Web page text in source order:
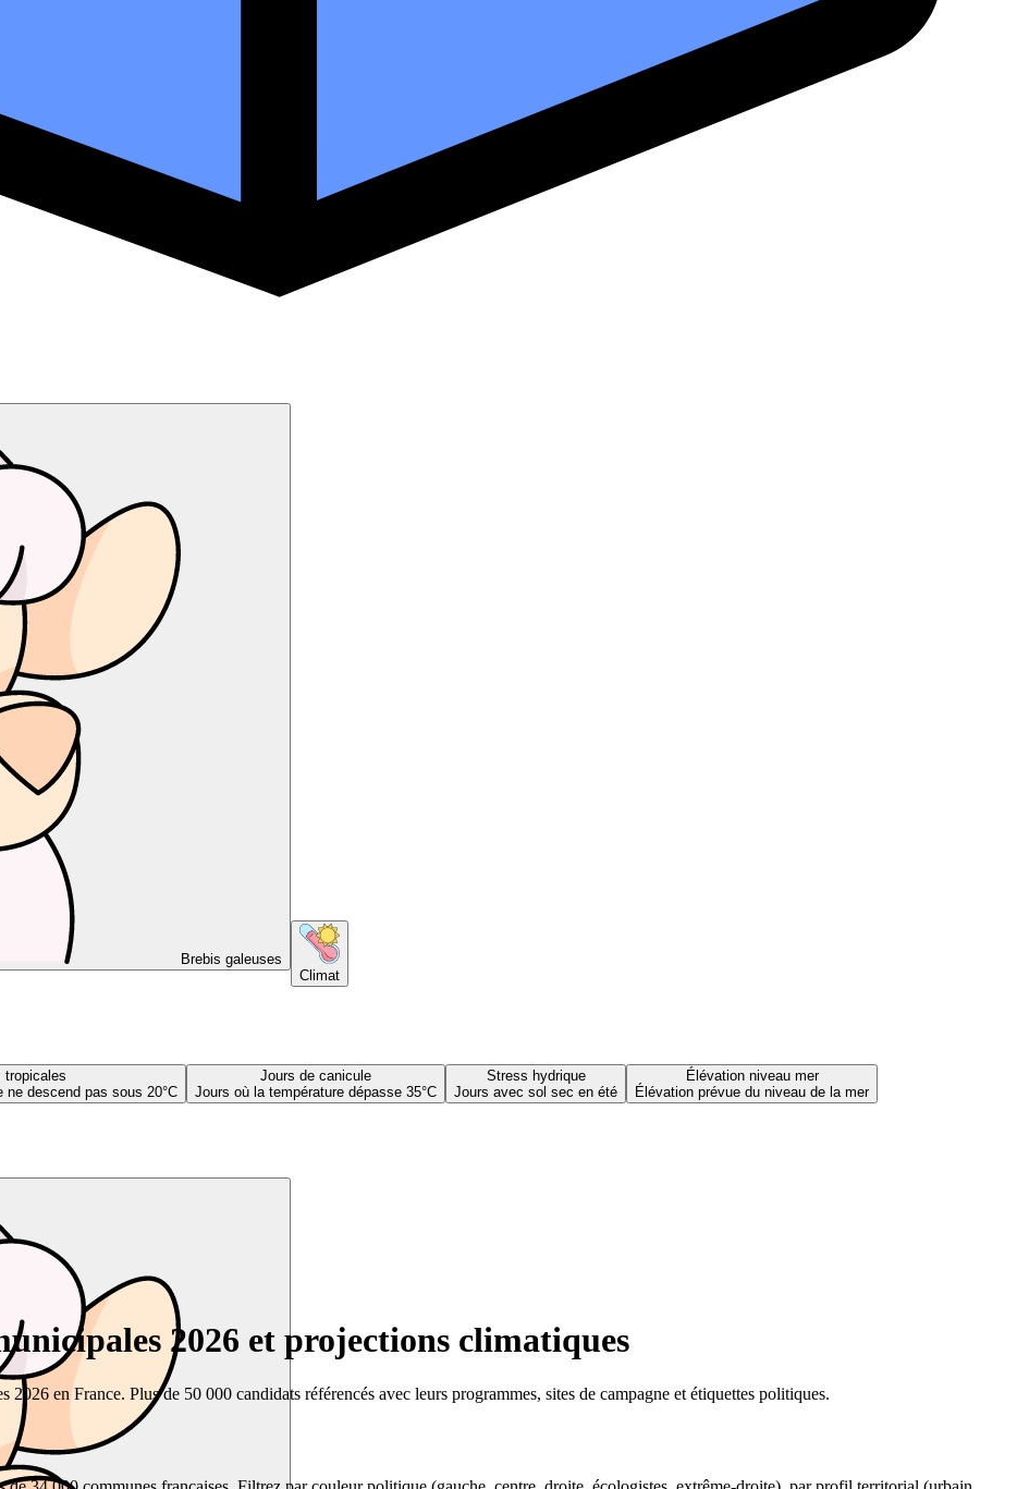
Brebis galeuses
Climat
tropicales
ne descend pas sous 20°C
Jours de canicule
Jours où la température dépasse 35°C
Stress hydrique
Jours avec sol sec en été
Élévation niveau mer
Élévation prévue du niveau de la mer
2026 et projections climatiques
en France. Plus de 50 000 candidats référencés avec leurs programmes, sites de campagne et étiquettes politiques.